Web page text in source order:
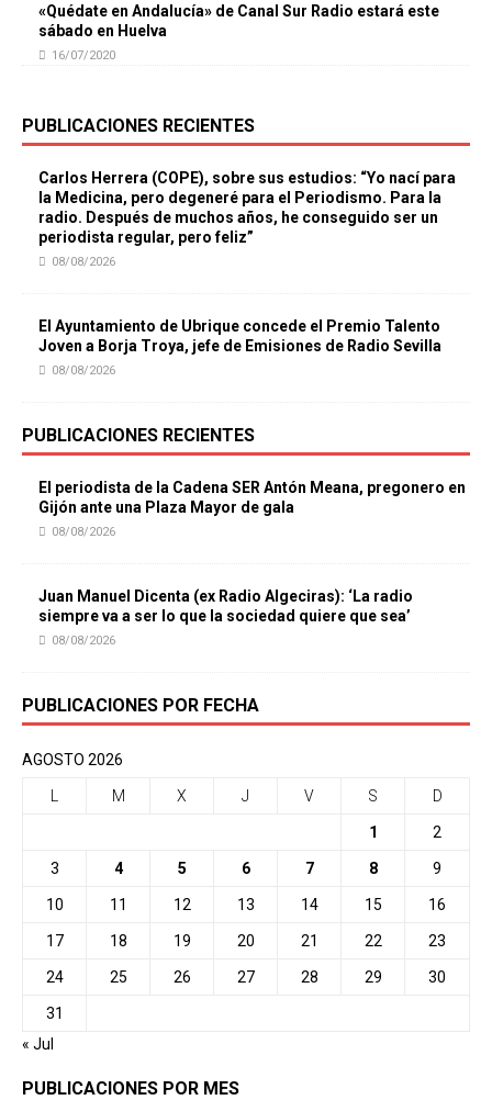
«Quédate en Andalucía» de Canal Sur Radio estará este
sábado en Huelva
16/07/2020
PUBLICACIONES RECIENTES
Carlos Herrera (COPE), sobre sus estudios: “Yo nací para
la Medicina, pero degeneré para el Periodismo. Para la
radio. Después de muchos años, he conseguido ser un
periodista regular, pero feliz”
08/08/2026
El Ayuntamiento de Ubrique concede el Premio Talento
Joven a Borja Troya, jefe de Emisiones de Radio Sevilla
08/08/2026
PUBLICACIONES RECIENTES
El periodista de la Cadena SER Antón Meana, pregonero en
Gijón ante una Plaza Mayor de gala
08/08/2026
Juan Manuel Dicenta (ex Radio Algeciras): ‘La radio
siempre va a ser lo que la sociedad quiere que sea’
08/08/2026
PUBLICACIONES POR FECHA
AGOSTO 2026
M X J V S D
1 2
3 4 5 6 7 8 9
10 11 12 13 14 15 16
17 18 19 20 21 22 23
24 25 26 27 28 29 30
31
« Jul
PUBLICACIONES POR MES